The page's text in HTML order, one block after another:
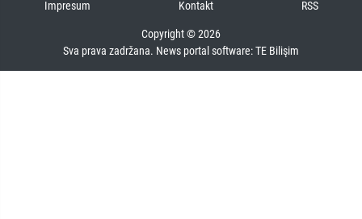
Impresum Kontakt RSS
Copyright © 2026
Sva prava zadržana. News portal software:TE Bilişim